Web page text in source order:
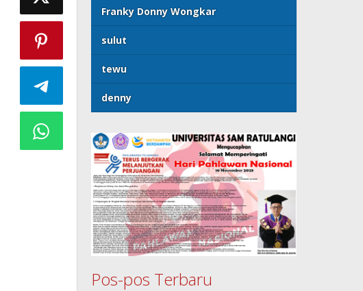
Franky Donny Wongkar
sulut
tewu
denny
Pos-pos Terbaru